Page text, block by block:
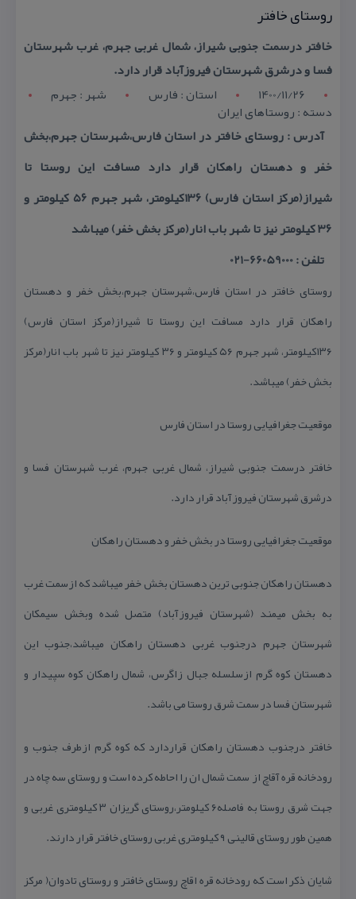
روستای خافتر
خافتر درسمت جنوبی شیراز، شمال غربی جهرم، غرب شهرستان
فسا و درشرق شهرستان فیروزآباد قرار دارد.
1400/11/26
استان : فارس شهر : جهرم
دسته : روستاهای ایران
آدرس : روستای خافتر در استان فارس،شهرستان جهرم،بخش
خفر و دهستان راهكان قرار دارد مسافت این روستا تا
شیراز(مركز استان فارس) ۱۳۶كیلومتر، شهر جهرم ۵۶ كیلومتر و
۳۶ كیلومتر نیز تا شهر باب انار(مركز بخش خفر) میباشد
تلفن : 66059000-021
روستای خافتر در استان فارس،شهرستان جهرم،بخش خفر و دهستان
راهكان قرار دارد مسافت این روستا تا شیراز(مركز استان فارس)
۱۳۶كیلومتر، شهر جهرم ۵۶ كیلومتر و ۳۶ كیلومتر نیز تا شهر باب انار(مركز
بخش خفر) میباشد.
موقعیت جغرافیایی روستا در استان فارس
خافتر درسمت جنوبی شیراز، شمال غربی جهرم، غرب شهرستان فسا و
درشرق شهرستان فیروزآباد قرار دارد.
موقعیت جغرافیایی روستا در بخش خفر و دهستان راهكان
دهستان راهكان جنوبی ترین دهستان بخش خفر میباشد كه ازسمت غرب
به بخش میمند (شهرستان فیروزآباد) متصل شده وبخش سیمكان
شهرستان جهرم درجنوب غربی دهستان راهكان میباشد،جنوب این
دهستان كوه گرم ازسلسله جبال زاگرس، شمال راهكان كوه سپیدار و
شهرستان فسا در سمت شرق روستا می باشد.
خافتر درجنوب دهستان راهكان قراردارد كه كوه گرم ازطرف جنوب و
رودخانه قره آقاچ از سمت شمال ان را احاطه كرده است و روستای سه چاه در
جهت شرق روستا به فاصله۶ كیلومتر،روستای گریزان ۳ كیلومتری غربی و
همین طور روستای قالینی ۹ كیلومتری غربی روستای خافتر قرار دارند.
شایان ذكر است كه رودخانه قره اقاچ روستای خافتر و روستای تادوان( مركز